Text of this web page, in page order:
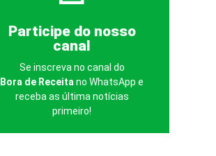
Participe do nosso
canal
Se inscreva no canal do
Bora de Receita no WhatsApp e
receba as última notícias
primeiro!
👇🏻👇🏻👇🏻
Clique aqui